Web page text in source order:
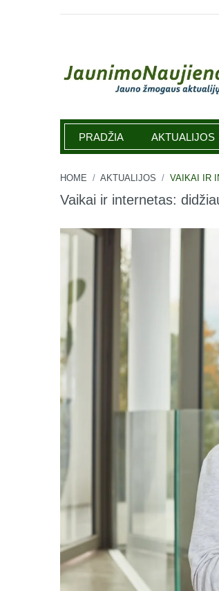
PRADŽIA AKTUALIJOS
HOME / AKTUALIJOS / VAIKAI IR
Vaikai ir internetas: